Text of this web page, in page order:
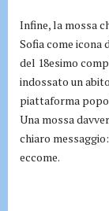
Infine, la mossa
Sofia come icona
del 18esimo
indossato un abito
piattaforma
Una mossa
chiaro
eccome.